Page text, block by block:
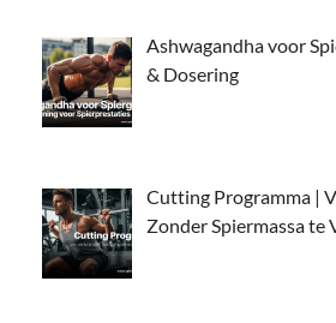
Ashwagandha voor
& Dosering
Cutting Programma |
Zonder Spiermassa te